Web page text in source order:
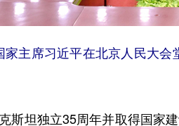
家主席习近平在北京人民大
坦独立35周年并取得国家建